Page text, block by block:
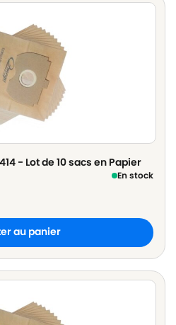
- Lot de 10 sacs en Papier
En stock
au panier